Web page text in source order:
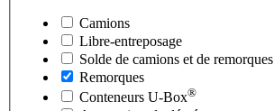
Camions
Libre-entreposage
Solde de camions et de remorques
Remorques
Conteneurs U-Box®